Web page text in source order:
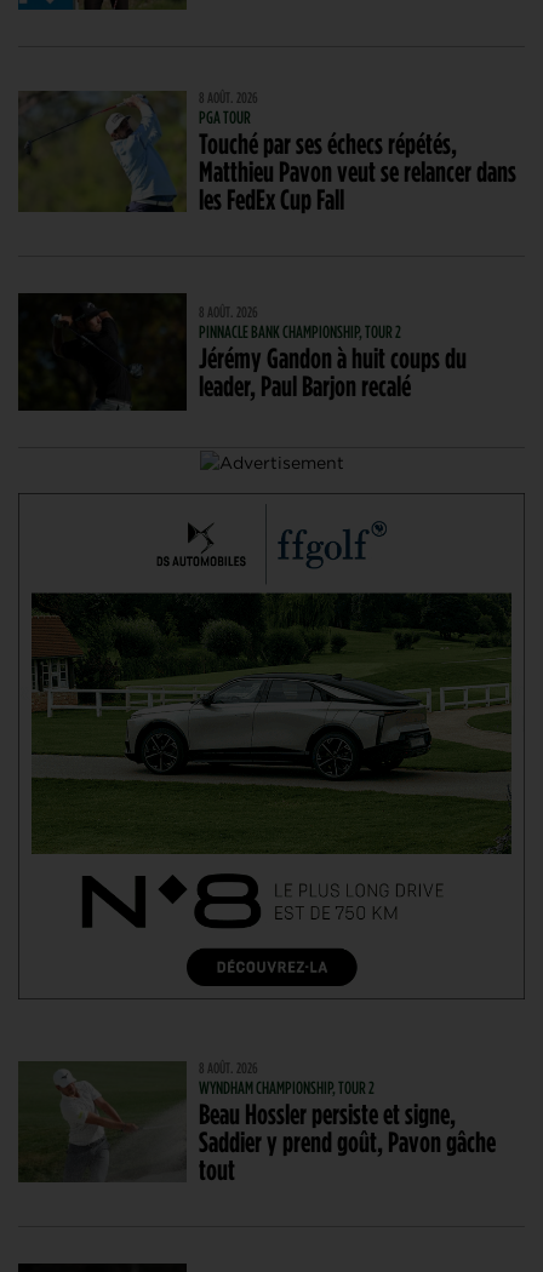
8 AOÛT. 2026
PGA TOUR
Touché par ses échecs répétés,
Matthieu Pavon veut se relancer dans
les FedEx Cup Fall
8 AOÛT. 2026
PINNACLE BANK CHAMPIONSHIP, TOUR 2
Jérémy Gandon à huit coups du
leader, Paul Barjon recalé
8 AOÛT. 2026
WYNDHAM CHAMPIONSHIP, TOUR 2
Beau Hossler persiste et signe,
Saddier y prend goût, Pavon gâche
tout